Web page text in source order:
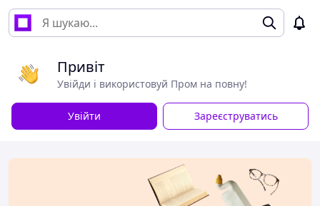
Привіт
Увійди і використовуй Пром на повну!
Увійти Зареєструватись